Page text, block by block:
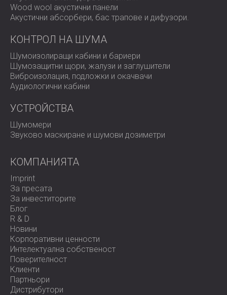
Монтажът на акустичните панели и прегради беше
завършен за по-малко от три седмици. Избраните
абсорбират ефективно звука и да намалят ехото.
Резултатът беше по-тихо и приятно пространство за
рецепция, което улесни комуникацията на персонала и
подобри преживяването на посетителите.
Клиентът беше много доволен от подобрената
професионализма на монтажа.
Готови ли сте да подобрите звука в приемната си?
Свържете се с DECIBEL
акустично третиране на вашия офис, клиника или
търговско пространство.
Wood wool акустични панели
Акустични абсорбери, бас трапове и дифузoри.
КОНТРОЛ НА ШУМА
Шумоизолиращи кабини и бариери
Шумозащитни щори, жалузи и заглушители
Виброизолация, подложки и окачвачи
Аудиологични кабини
УСТРОЙСТВА
Шумомери
Звуково маскиране и шумови дозиметри
КОМПАНИЯТА
Imprint
За пресата
За инвеститорите
Блог
R & D
Новини
Корпоративни ценности
Интелектуална собственост
Поверителност
Клиенти
Партньори
Дистрибутори